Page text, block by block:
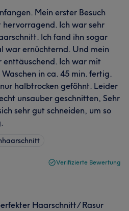
Mein erster Besuch
Ich war sehr
Ich fand ihn sogar
war ernüchternd. Und mein
Ich war mit
in ca. 45 min. fertig.
halbtrocken geföhnt. Leider
unsauber geschnitten, Sehr
sehr gut schneiden, um so
Verifizierte Bewertung
Haarschnitt/ Rasur